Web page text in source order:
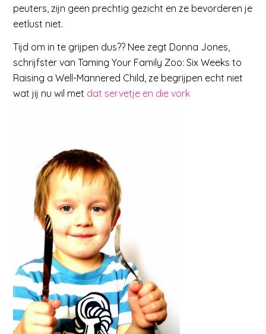
peuters, zijn geen prechtig gezicht en ze bevorderen je
eetlust niet.
Tijd om in te grijpen dus?? Nee zegt Donna Jones,
schrijfster van Taming Your Family Zoo: Six Weeks to
Raising a Well-Mannered Child, ze begrijpen echt niet
wat jij nu wil met dat servetje en die vork